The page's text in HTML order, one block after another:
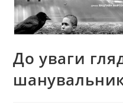
До уваги